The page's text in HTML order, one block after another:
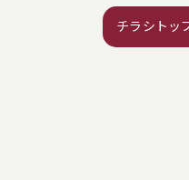
チラシトッ